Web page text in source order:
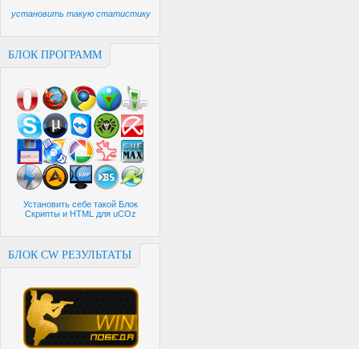
установить такую статистику
БЛОК ПРОГРАММ
Установить себе такой Блок
Скрипты и HTML для uCOz
БЛОК CW РЕЗУЛЬТАТЫ